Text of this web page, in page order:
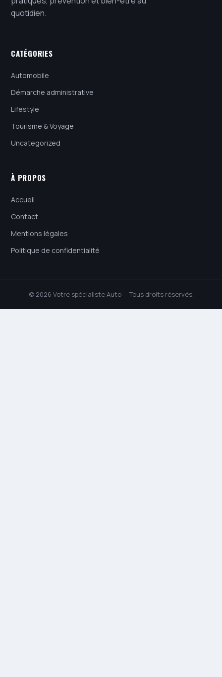
quotidien.
CATÉGORIES
Automobile
Démarche administrative
Lifestyle
Tourisme & Voyage
Uncategorized
À PROPOS
Accueil
Contact
Mentions légales
Politique de confidentialité
© 2026 Votre spécialiste Auto — Tous droits réservés.